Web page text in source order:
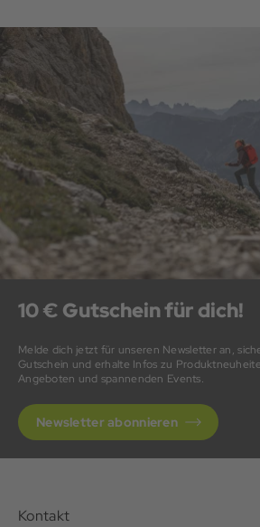
10 € Gutschein für dich!
Melde dich jetzt für unseren Newsletter an,
Gutschein und erhalte Infos zu
Angeboten und spannenden Events.
Newsletter abonnieren
Kontakt